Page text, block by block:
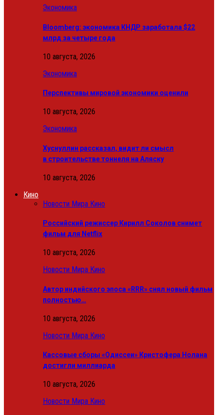
Экономика
Bloomberg: экономика КНДР заработала $22
млрд за четыре года
10 августа, 2026
Экономика
Перспективы мировой экономики оценили
10 августа, 2026
Экономика
Хуснуллин рассказал, видит ли смысл
в строительстве тоннеля на Аляску
10 августа, 2026
Кино
Новости Мира Кино
Российский режиссер Кирилл Соколов снимет
фильм для Netflix
10 августа, 2026
Новости Мира Кино
Автор индийского эпоса «RRR» снял новый фильм
полностью…
10 августа, 2026
Новости Мира Кино
Кассовые сборы «Одиссеи» Кристофера Нолана
достигли миллиарда
10 августа, 2026
Новости Мира Кино